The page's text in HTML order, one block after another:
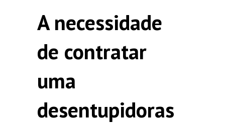
A necessidade
de contratar
uma
desentupidoras